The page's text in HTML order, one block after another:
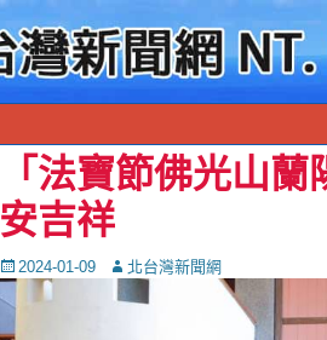
「法寶節佛光山
安吉祥
Posted
on
2024-01-09 Autor北台灣新聞網